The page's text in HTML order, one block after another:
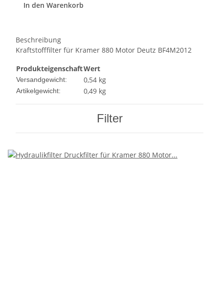
In den Warenkorb
Beschreibung
Kraftstofffilter für Kramer 880 Motor Deutz BF4M2012
ProdukteigenschaftWert
Versandgewicht: 0,54 kg
Artikelgewicht: 0,49 kg
Filter